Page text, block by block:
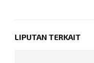
LIPUTAN TERKAIT